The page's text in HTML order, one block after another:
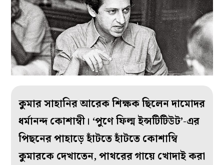
কুমার সাহানির আরেক শিক্ষক ছিলেন দামোদর
ধর্মানন্দ কোশাম্বী। ‘পুণে ফিল্ম ইন্সটিটিউট’-এর
পিছনের পাহাড়ে হাঁটতে হাঁটতে কোশাম্বি
কুমারকে দেখাতেন, পাথরের গায়ে খোদাই করা